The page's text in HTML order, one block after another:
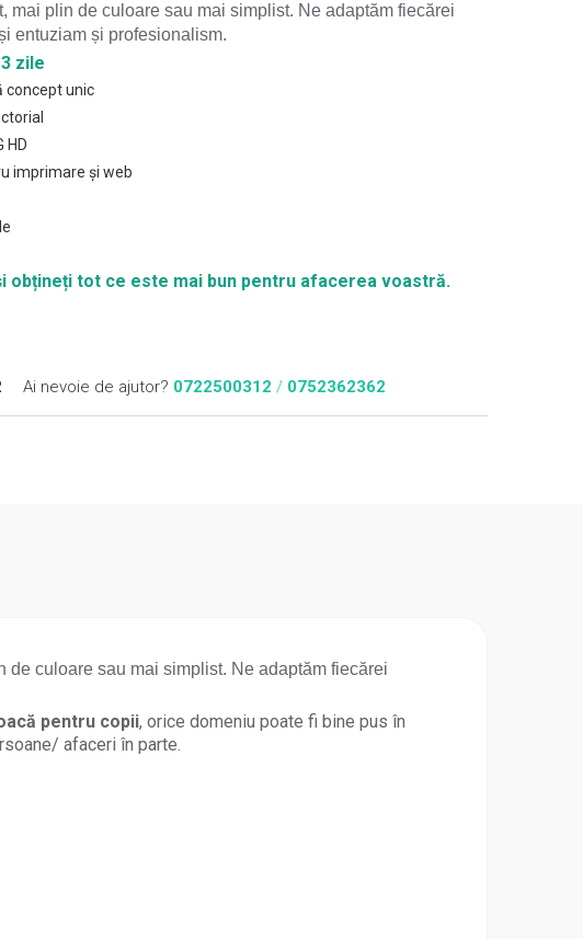
mai plin de culoare sau mai simplist. Ne adaptăm fiecărei
entuziam și profesionalism.
zile
concept unic
HD
imprimare și web
obțineți tot ce este mai bun pentru afacerea voastră.
Ai nevoie de ajutor? 0722500312 / 0752362362
de culoare sau mai simplist. Ne adaptăm fiecărei
pentru copii, orice domeniu poate fi bine pus în
afaceri în parte.